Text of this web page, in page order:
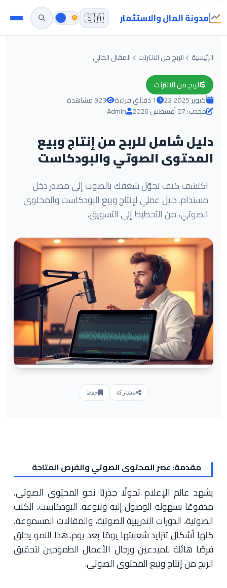
مدونة المال والاستثمار 🇸🇦
الرئيسية الربح من الانترنت المقال الحالي
الربح من الانترنت
22 أكتوبر 2025
1 دقائق قراءة
923 مشاهدة
محدث: 07 أغسطس 2026
Admin
دليل شامل للربح من إنتاج وبيع
المحتوى الصوتي والبودكاست
اكتشف كيف تحوّل شغفك بالصوت إلى مصدر دخل
مستدام. دليل عملي لإنتاج وبيع البودكاست والمحتوى
الصوتي، من التخطيط إلى التسويق.
مشاركة حفظ
مقدمة: عصر المحتوى الصوتي والفرص المتاحة
يشهد عالم الإعلام تحولًا جذريًا نحو المحتوى الصوتي،
مدفوعًا بسهولة الوصول إليه وتنوعه. البودكاست، الكتب
الصوتية، الدورات التدريبية الصوتية، والمقالات المسموعة،
كلها أشكال تتزايد شعبيتها يومًا بعد يوم. هذا النمو يخلق
فرصًا هائلة للمبدعين ورجال الأعمال الطموحين لتحقيق
الربح من إنتاج وبيع المحتوى الصوتي.